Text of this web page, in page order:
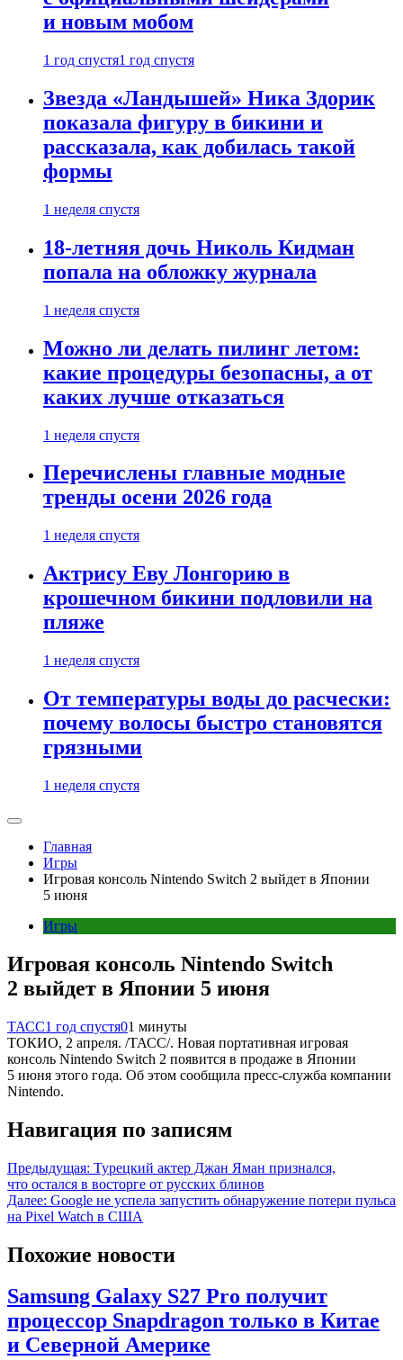
и новым мобом
1 год спустя1 год спустя
Звезда «Ландышей» Ника Здорик
показала фигуру в бикини и
рассказала, как добилась такой
формы
1 неделя спустя
18-летняя дочь Николь Кидман
попала на обложку журнала
1 неделя спустя
Можно ли делать пилинг летом:
какие процедуры безопасны, а от
каких лучше отказаться
1 неделя спустя
Перечислены главные модные
тренды осени 2026 года
1 неделя спустя
Актрису Еву Лонгорию в
крошечном бикини подловили на
пляже
1 неделя спустя
От температуры воды до расчески:
почему волосы быстро становятся
грязными
1 неделя спустя
Главная
Игры
Игровая консоль Nintendo Switch 2 выйдет в Японии
5 июня
Игры
Игровая консоль Nintendo Switch
2 выйдет в Японии 5 июня
ТАСС1 год спустя01 минуты
ТОКИО, 2 апреля. /ТАСС/. Новая портативная игровая
консоль Nintendo Switch 2 появится в продаже в Японии
5 июня этого года. Об этом сообщила пресс-служба компании
Nintendo.
Навигация по записям
Предыдущая: Турецкий актер Джан Яман признался,
что остался в восторге от русских блинов
Далее: Google не успела запустить обнаружение потери пульса
на Pixel Watch в США
Похожие новости
Samsung Galaxy S27 Pro получит
процессор Snapdragon только в Китае
и Северной Америке